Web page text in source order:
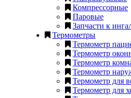
Компрессорные
Паровые
Запчасти к
Термометры
Термометр
Термометр
Термометр
Термометр
Термометр для
Термометр для